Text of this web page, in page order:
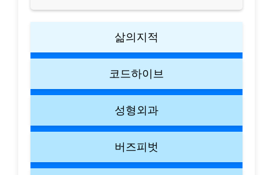
삶의지적
코드하이브
성형외과
버즈피벗